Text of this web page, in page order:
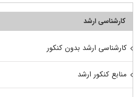
کارشناسی ارشد
کارشناسی ارشد بدون کنکور
منابع کنکور ارشد